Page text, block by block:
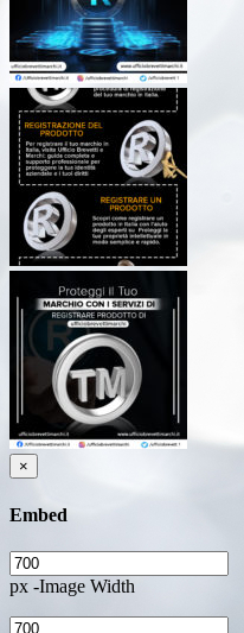
×
Embed
px -Image Width